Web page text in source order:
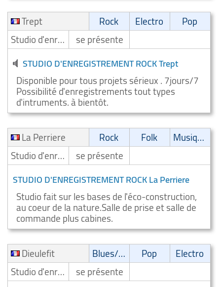
Trept
Rock Electro
Pop
Studio d'enregistrement
se présente
STUDIO D'ENREGISTREMENT ROCK Trept
Disponible pour tous projets sérieux . 7jours/7
Possibilité d'enregistrements tout types
d'intruments. à bientôt.
La Perriere
Rock Folk
Musique de film
Studio d'enregistrement
se présente
STUDIO D'ENREGISTREMENT ROCK La Perriere
Studio fait sur les bases de l'éco-construction,
au coeur de la nature.Salle de prise et salle de
commande plus cabines.
Dieulefit
Blues/Swing Pop
Electro
Studio d'enregistrement
se présente